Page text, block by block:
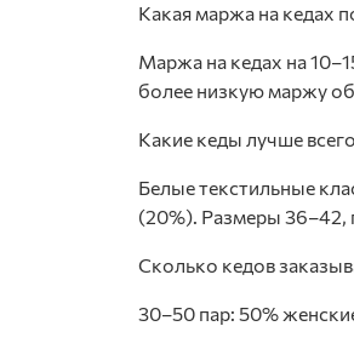
Какая маржа на кедах
Маржа на кедах на
более низкую маржу
Какие кеды лучше
Белые текстильные
(20%). Размеры 36–42,
Сколько кедов
30–50 пар: 50%